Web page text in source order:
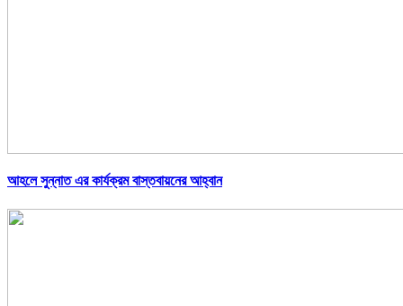
আহলে সুন্নাত এর কার্যক্রম বাস্তবায়নের আহ্বান